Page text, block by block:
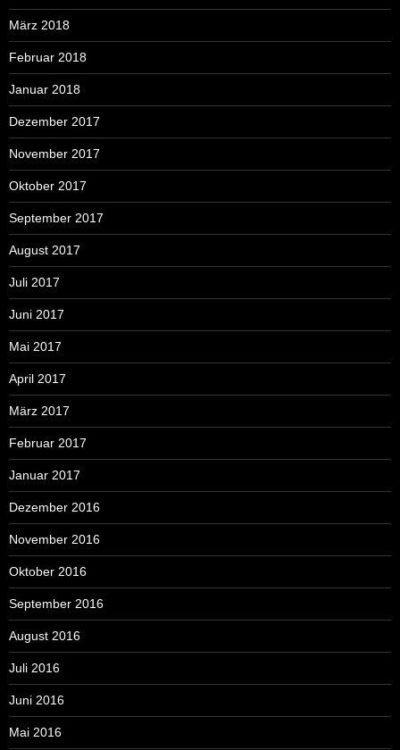
März 2018
Februar 2018
Januar 2018
Dezember 2017
November 2017
Oktober 2017
September 2017
August 2017
Juli 2017
Juni 2017
Mai 2017
April 2017
März 2017
Februar 2017
Januar 2017
Dezember 2016
November 2016
Oktober 2016
September 2016
August 2016
Juli 2016
Juni 2016
Mai 2016